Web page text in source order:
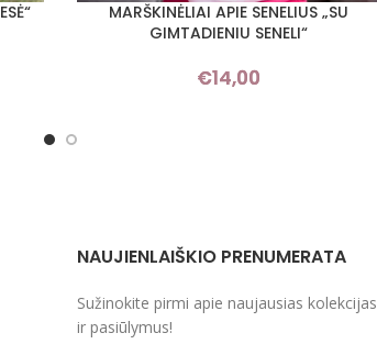
PASIRINKTI SAVYBES
MARŠKINĖLIAI APIE SENELIUS „SU
GIMTADIENIU SENELI“
€14,00
NAUJIENLAIŠKIO PRENUMERATA
Sužinokite pirmi apie naujausias kolekcijas
ir pasiūlymus!